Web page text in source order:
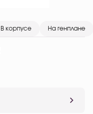
В корпусе На генплане